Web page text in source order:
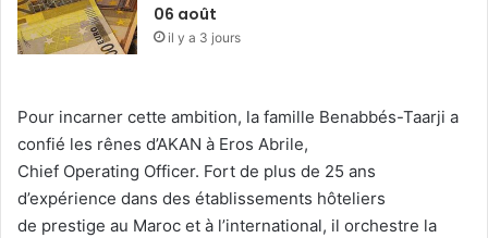
06 août
il y a 3 jours
Pour incarner cette ambition, la famille Benabbés-Taarji a
confié les rênes d’AKAN à Eros Abrile,
Chief Operating Officer. Fort de plus de 25 ans
d’expérience dans des établissements hôteliers
de prestige au Maroc et à l’international, il orchestre la